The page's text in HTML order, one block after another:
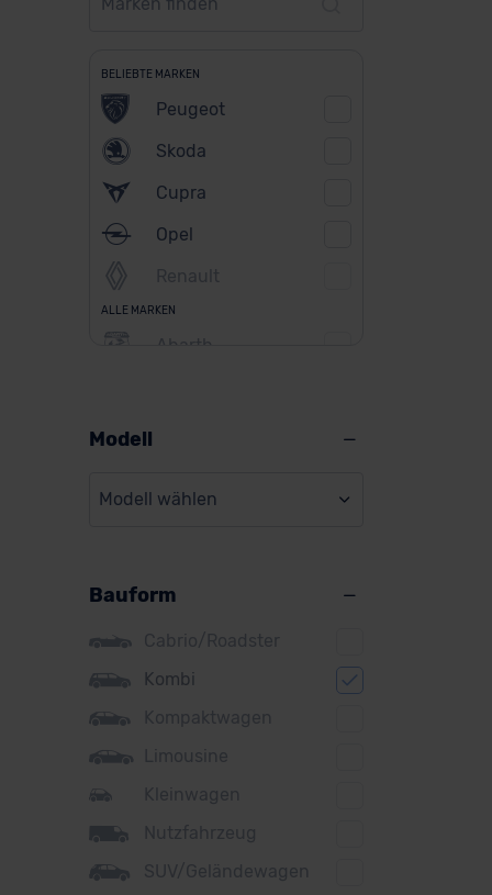
BELIEBTE MARKEN
Peugeot
Skoda
Cupra
Opel
Renault
ALLE MARKEN
Abarth
BMW
Citroen
Cupra
DS
Dacia
Fiat
Ford
Honda
Modell
Modell wählen
Bauform
Cabrio/Roadster
Kombi
Kompaktwagen
Limousine
Kleinwagen
Nutzfahrzeug
SUV/Geländewagen